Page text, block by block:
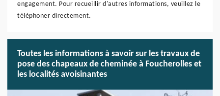
engagement. Pour recueillir d'autres informations, veuillez le
téléphoner directement.
Toutes les informations à savoir sur les travaux de
pose des chapeaux de cheminée à Foucherolles et
les localités avoisinantes